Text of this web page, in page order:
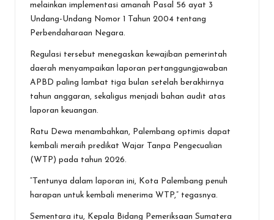
melainkan implementasi amanah Pasal 56 ayat 3
Undang-Undang Nomor 1 Tahun 2004 tentang
Perbendaharaan Negara.
Regulasi tersebut menegaskan kewajiban pemerintah
daerah menyampaikan laporan pertanggungjawaban
APBD paling lambat tiga bulan setelah berakhirnya
tahun anggaran, sekaligus menjadi bahan audit atas
laporan keuangan.
Ratu Dewa menambahkan, Palembang optimis dapat
kembali meraih predikat Wajar Tanpa Pengecualian
(WTP) pada tahun 2026.
“Tentunya dalam laporan ini, Kota Palembang penuh
harapan untuk kembali menerima WTP,” tegasnya.
Sementara itu, Kepala Bidang Pemeriksaan Sumatera